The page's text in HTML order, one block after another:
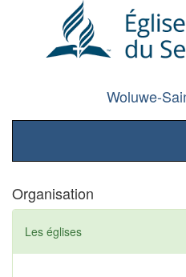
Woluwe-
Organisation
Les églises